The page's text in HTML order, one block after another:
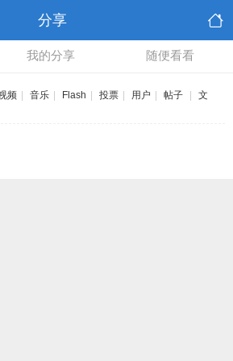
分享
我的分享 随便看看
频 音乐 Flash 投票 用户 帖子
文